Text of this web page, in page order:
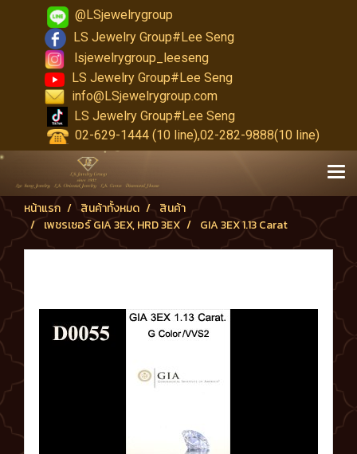
@LSjewelrygroup
LS Jewelry Group#Lee Seng
lsjewelrygroup_leeseng
LS Jewelry Group#Lee Seng
info@LSjewelrygroup.com
LS Jewelry Group#Lee Seng
02-629-1444 (10 line),02-282-9888(10 line)
หน้าแรก สินค้าทั้งหมด
สินค้า
เพชรเซอร์ GIA 3EX, HRD 3EX
GIA 3EX 1.13 Carat